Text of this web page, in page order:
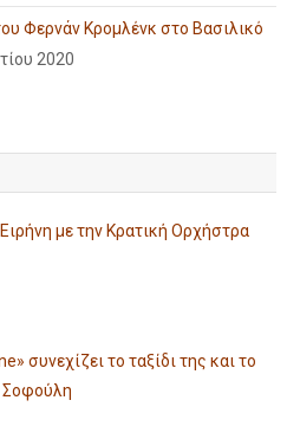
Φερνάν Κρομλένκ στο Βασιλικό
2020
με την Κρατική Ορχήστρα
συνεχίζει το ταξίδι της και το
Σοφούλη